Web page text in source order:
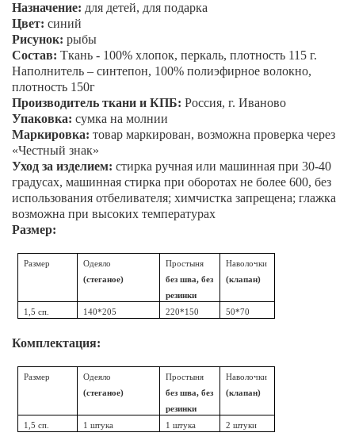
Назначение: для детей, для подарка
Цвет: синий
Рисунок: рыбы
Состав: Ткань - 100% хлопок, перкаль, плотность 115 г.
Наполнитель – синтепон, 100% полиэфирное волокно,
плотность 150г
Производитель ткани и КПБ: Россия, г. Иваново
Упаковка: сумка на молнии
Маркировка: товар маркирован, возможна проверка через
«Честный знак»
Уход за изделием: стирка ручная или машинная при 30-40
градусах, машинная стирка при оборотах не более 600, без
использования отбеливателя; химчистка запрещена; глажка
возможна при высоких температурах
Размер:
Размер
Одеяло
(стеганое)
Простыня
без шва, без
резинки
Наволочки
(клапан)
1,5 сп. 140*205 220*150 50*70
Комплектация:
Размер
Одеяло
(стеганое)
Простыня
без шва, без
резинки
Наволочки
(клапан)
1,5 сп. 1 штука 1 штука 2 штуки